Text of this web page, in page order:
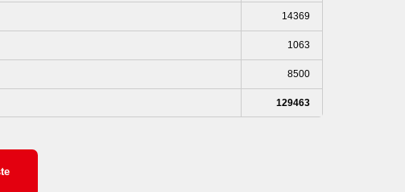
14369
1063
8500
129463